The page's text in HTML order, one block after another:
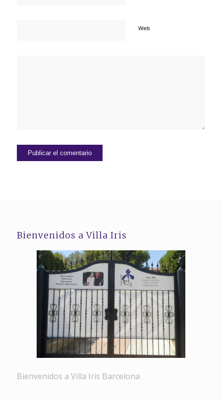
Web
Bienvenidos a Villa Iris
Bienvenidos a Villa Iris Barcelona